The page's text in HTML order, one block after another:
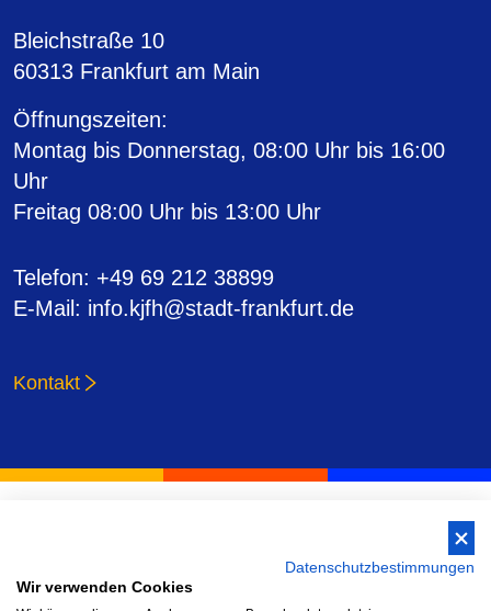
Bleichstraße 10
60313 Frankfurt am Main
Öffnungszeiten:
Montag bis Donnerstag, 08:00 Uhr bis 16:00
Uhr
Freitag 08:00 Uhr bis 13:00 Uhr
Telefon: +49 69 212 38899
E-Mail : info.kjfh@stadt-frankfurt.de
Kontakt
Datenschutzbestimmungen
Wir verwenden Cookies